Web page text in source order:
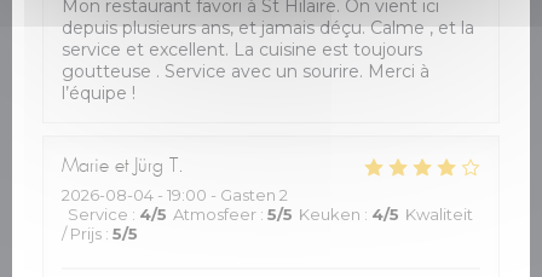
Mon restaurant favori à St Hilaire. On vient ici
depuis plusieurs ans, et jamais déçu. Calme , et la
service et excellent. La cuisine est toujours
goutteuse . Service avec un sourire. Merci à
l’équipe !
Marie et Jürg
2026-08-04 - 19:00 - Gasten 2
Service : 4/5 Atmosfeer : 5/5 Keuken : 4/5 Kwaliteit
/ Prijs : 5/5